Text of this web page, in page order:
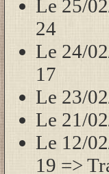
Le 25/
24
Le 24/
17
Le 23/
Le 21/
Le 12/
19 =>